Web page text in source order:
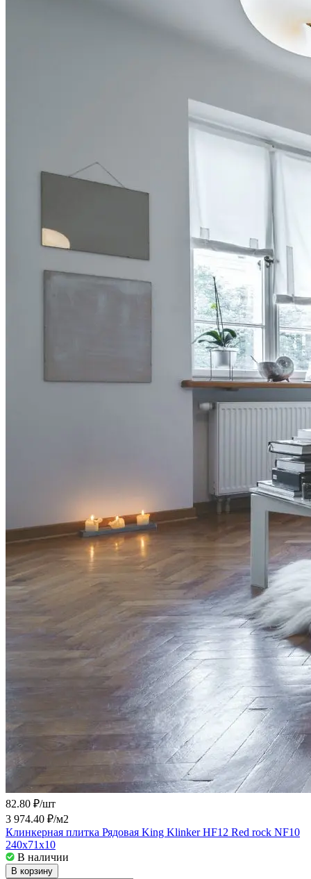
82.80 ₽/шт
3 974.40 ₽/м2
Клинкерная плитка Рядовая King Klinker HF12 Red rock NF10
240x71x10
В наличии
В корзину